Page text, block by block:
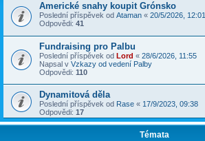
Americké snahy koupit Grónsko
Poslední příspěvek od Ataman « 20/5/2026, 12:01
Odpovědi: 41
Fundraising pro Palbu
Poslední příspěvek od Lord « 28/6/2026, 11:55
Napsal v Vzkazy od vedení Palby
Odpovědi: 110
Dynamitová děla
Poslední příspěvek od Rase « 17/9/2023, 09:38
Odpovědi: 17
Témata